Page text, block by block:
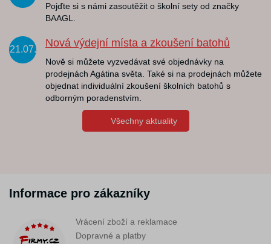
Pojďte si s námi zasoutěžit o školní sety od značky
BAAGL.
21.07.
Nová výdejní místa a zkoušení batohů
Nově si můžete vyzvedávat své objednávky na
prodejnách Agátina světa. Také si na prodejnách můžete
objednat individuální zkoušení školních batohů s
odborným poradenstvím.
Všechny aktuality
Informace pro zákazníky
Vrácení zboží a reklamace
Dopravné a platby